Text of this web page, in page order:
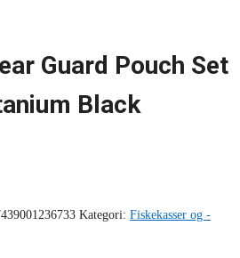
Guard Pouch Set
Black
Kategori: Fiskekasser og -